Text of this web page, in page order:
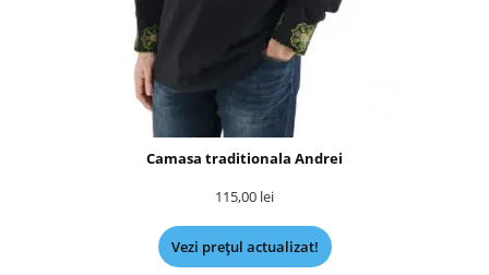
Camasa traditionala Andrei
115,00 lei
Vezi prețul actualizat!